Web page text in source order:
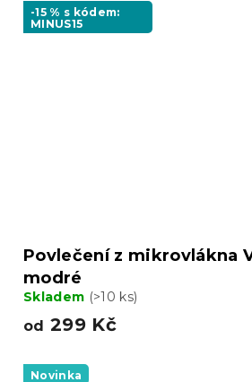
-15 % s kódem:
MINUS15
Povlečení z mikrovlákna
modré
Skladem (>10 ks)
od 299 Kč
Novinka